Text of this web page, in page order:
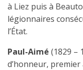
à Liez puis à
légionnaires
l’État.
Paul-Aimé (1829 –
d’honneur,